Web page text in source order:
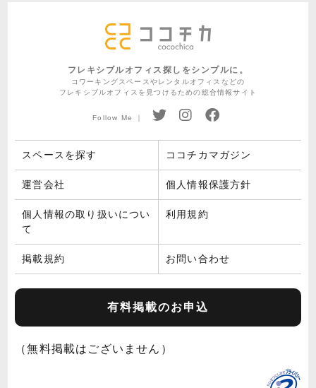
フレキシブルオフィス探しをシンプルに。
コワーキングスペースやレンタルオフィスなどの
フレキシブルオフィスを見つけるための総合情報サイト
Follow Me ｜
スペースを探す ココチカマガジン
運営会社 個人情報保護方針
個人情報の取り扱いについ
て
利用規約
掲載規約 お問い合わせ
有料掲載のお申込
（無料掲載はございません）